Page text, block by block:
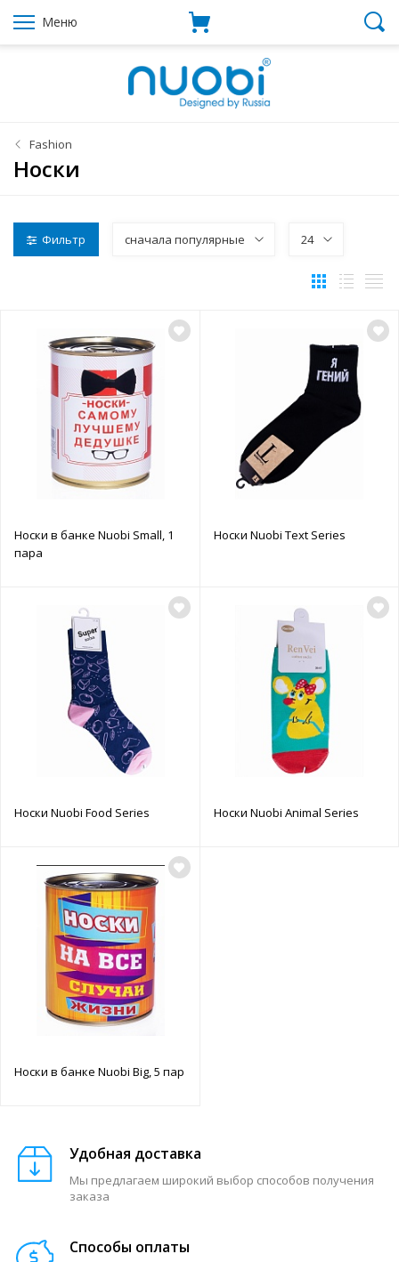
Меню
Fashion
Носки
Фильтр сначала популярные 24
Носки в банке Nuobi Small, 1
пара
Носки Nuobi Text Series
Носки Nuobi Food Series Носки Nuobi Animal Series
Носки в банке Nuobi Big, 5 пар
Удобная доставка
Мы предлагаем широкий выбор способов получения
заказа
Способы оплаты